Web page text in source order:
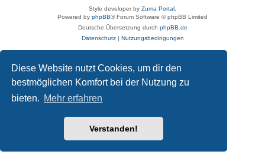
Diese Website nutzt Cookies, um dir den
bestmöglichen Komfort bei der Nutzung zu
bieten. Mehr erfahren
Verstanden!
Style developer by Zuma Portal
Powered by phpBB® Forum Software © phpBB Limited
Deutsche Übersetzung durch phpBB.de
Datenschutz| Nutzungsbedingungen